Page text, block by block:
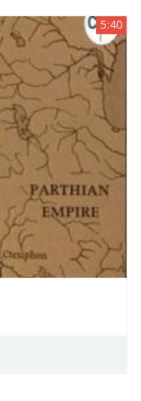
5:40